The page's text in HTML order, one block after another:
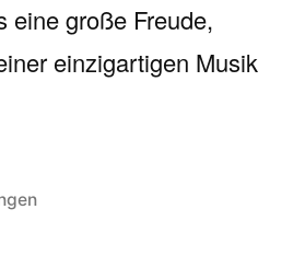
eine große Freude,
einzigartigen Musik